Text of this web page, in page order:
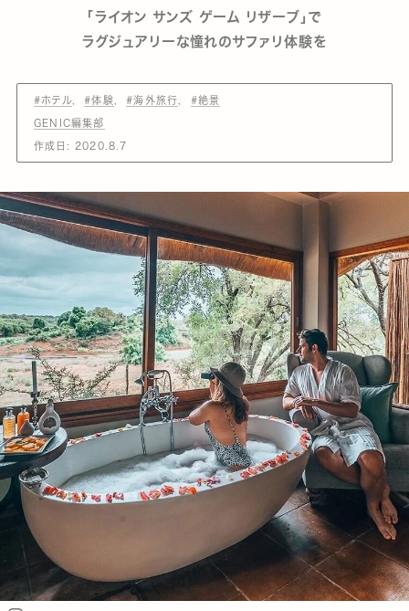
「ライオン サンズ ゲーム リザーブ」で
ラグジュアリーな憧れのサファリ体験を
#ホテル #体験 #海外旅行 #絶景
GENIC編集部
作成日: 2020.8.7